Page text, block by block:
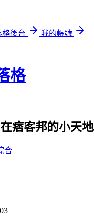
格後台
我的帳號
格
痞客邦的小天地
合